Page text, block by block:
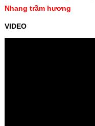
Nhang trầm hương
VIDEO